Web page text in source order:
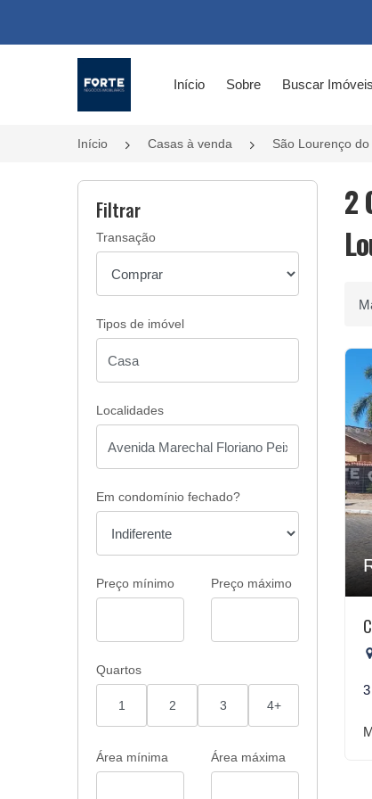
Início Sobre Buscar Imóveis
Início Casas à venda São Lourenço do
Filtrar
Transação
Tipos de imóvel
Localidades
Em condomínio fechado?
Preço mínimo Preço máximo
Quartos
1 2 3 4+
Área mínima Área máxima
2